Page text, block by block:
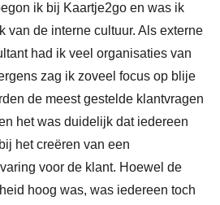
ik bij Kaartje2go en was ik
van de interne cultuur. Als externe
had ik veel organisaties van
zag ik zoveel focus op blije
de meest gestelde klantvragen
het was duidelijk dat iedereen
het creëren van een
voor de klant. Hoewel de
hoog was, was iedereen toch